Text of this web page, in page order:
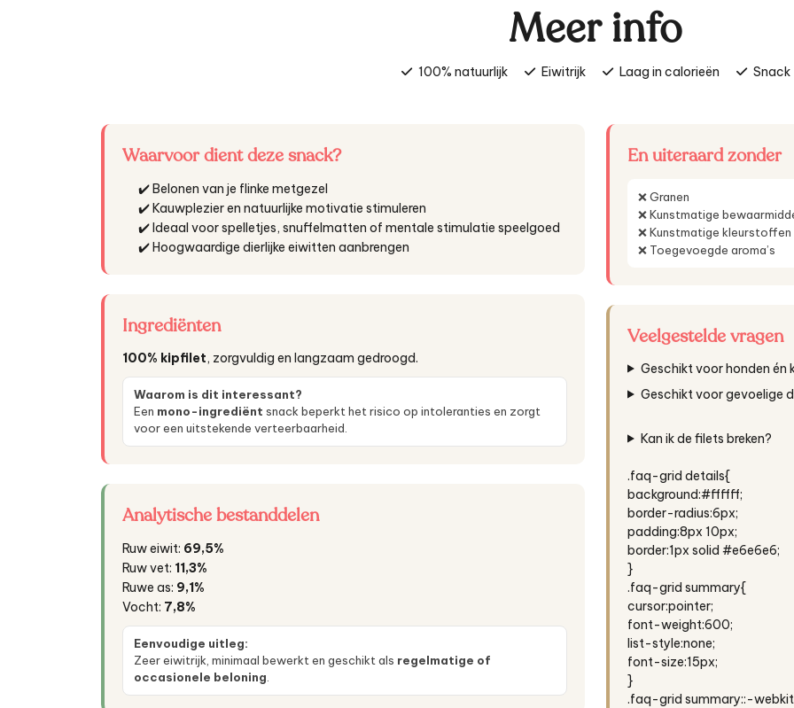
Meer info
100% natuurlijk Eiwitrijk Laag in calorieën Snack
Waarvoor dient deze snack?
✔️ Belonen van je flinke metgezel
✔️ Kauwplezier en natuurlijke motivatie stimuleren
✔️ Ideaal voor spelletjes, snuffelmatten of mentale stimulatie speelgoed
✔️ Hoogwaardige dierlijke eiwitten aanbrengen
Ingrediënten
100% kipfilet, zorgvuldig en langzaam gedroogd.
Waarom is dit interessant?
Een mono-ingrediënt snack beperkt het risico op intoleranties en zorgt
voor een uitstekende verteerbaarheid.
Analytische bestanddelen
Ruw eiwit: 69,5%
Ruw vet: 11,3%
Ruwe as: 9,1%
Vocht: 7,8%
Eenvoudige uitleg:
Zeer eiwitrijk, minimaal bewerkt en geschikt als regelmatige of
occasionele beloning
En uiteraard zonder
❌ Granen
❌ Kunstmatige
❌ Kunstmatige kleurstoffen
❌ Toegevoegde aroma’s
Veelgestelde vragen
Geschikt voor honden én
Geschikt voor gevoelige
Kan ik de filets breken?
.faq-grid details{
background:#ffffff;
border-radius:6px;
padding:8px 10px;
border:1px solid #e6e6e6;
}
.faq-grid summary{
cursor:pointer;
font-weight:600;
list-style:none;
font-size:15px;
}
.faq-grid summary::-